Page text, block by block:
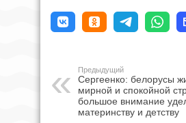
Предыдущий
Сергеенко: белорусы
мирной и спокойной
большое внимание
материнству и детству